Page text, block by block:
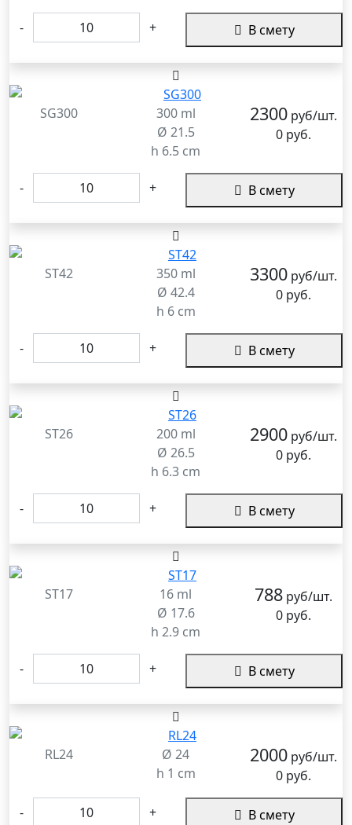
- + В смету
SG300
300 ml
Ø 21.5
h 6.5 cm
2300руб/шт.
0 руб.
- + В смету
ST42
350 ml
Ø 42.4
h 6 cm
3300руб/шт.
0 руб.
- + В смету
ST26
200 ml
Ø 26.5
h 6.3 cm
2900руб/шт.
0 руб.
- + В смету
ST17
16 ml
Ø 17.6
h 2.9 cm
788руб/шт.
0 руб.
- + В смету
RL24
Ø 24
h 1 cm
2000руб/шт.
0 руб.
- + В смету